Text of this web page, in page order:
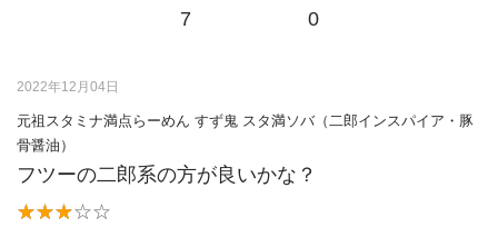
7 0
2022年12月04日
元祖スタミナ満点らーめん すず鬼 スタ満ソバ（二郎インスパイア・豚
骨醤油）
フツーの二郎系の方が良いかな？